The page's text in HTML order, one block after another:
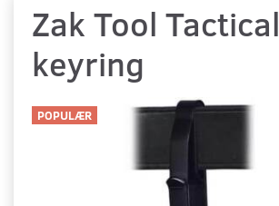
Zak Tool Tactical
keyring
POPULÆR